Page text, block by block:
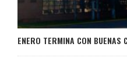
ENERO TERMINA CON BUENAS